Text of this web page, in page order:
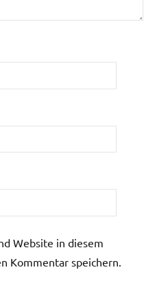
Website in diesem
Kommentar speichern.